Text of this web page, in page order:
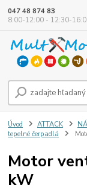
047 48 874 83
8:00-12:00 - 12:30-
Úvod ATTACK
tepelné čerpadlá
Motor
kW